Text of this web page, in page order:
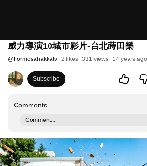
威力導演10城市影片-台北蒔田樂
@Formosahakkatv 2 likes 331 views 14 years ago
Subscribe
Comments
Comment...